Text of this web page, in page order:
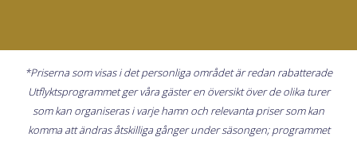
*Priserna som visas i det personliga området är redan rabatterade
Utflyktsprogrammet ger våra gäster en översikt över de olika turer
som kan organiseras i varje hamn och relevanta priser som kan
komma att ändras åtskilliga gånger under säsongen; programmet